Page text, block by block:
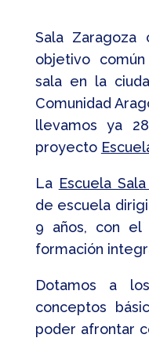
Sala
objetivo
sala en la
Comunidad
llevamos ya
proyecto
La Escuela
de escuela
9 años, con el
formación
Dotamos a
conceptos
poder afrontar